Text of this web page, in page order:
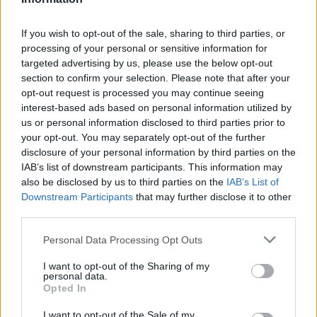
If you wish to opt-out of the sale, sharing to third parties, or
processing of your personal or sensitive information for
targeted advertising by us, please use the below opt-out
section to confirm your selection. Please note that after your
opt-out request is processed you may continue seeing
interest-based ads based on personal information utilized by
us or personal information disclosed to third parties prior to
your opt-out. You may separately opt-out of the further
disclosure of your personal information by third parties on the
IAB’s list of downstream participants. This information may
also be disclosed by us to third parties on the IAB’s List of
Downstream Participants that may further disclose it to other
Personal Data Processing Opt Outs
I want to opt-out of the Sharing of my
personal data.
Opted In
Resumen de datos de la ruta entre Balcones De
Mederos y Topo Chico Nuevo León
Tipo de
combustible
Precio
por litro
Gasto
5l/100km
Gasto
7l/100km
Gasto
10l/100km
Gasolina 95
0,00€ 0l.- 0,00€ 0l.- 0,00€ 0l.- 0,00€
Gasolina 98
0,00€ 0l.- 0,00€ 0l.- 0,00€ 0 l.- 0,00€
Gasoil
0,00€ 0l.- 0,00€ 0l.- 0,00€ 0l.- 0,00€
Bio diesel
0,00€ 0l.- 0,00€ 0l. - 0,00€
Estado del tráfico e incidencias de la DGT en
Balcones De Mederos